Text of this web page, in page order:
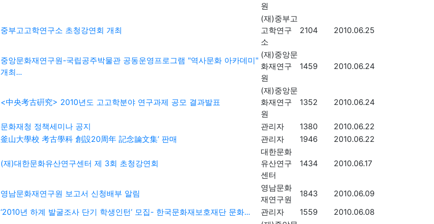
원
중부고고학연구소 초청강연회 개최
(재)중부고
고학연구
소
2104 2010.06.25
중앙문화재연구원-국립공주박물관 공동운영프로그램 "역사문화 아카데미"
개최...
(재)중앙문
화재연구
원
1459 2010.06.24
<中央考古硏究> 2010년도 고고학분야 연구과제 공모 결과발표
(재)중앙문
화재연구
원
1352 2010.06.24
문화재청 정책세미나 공지 관리자 1380
2010.06.22
釜山大學校 考古學科 創設20周年 記念論文集’ 판매 관리자 1946 2010.06.22
(재)대한문화유산연구센터 제 3회 초청강연회
대한문화
유산연구
센터
1434 2010.06.17
영남문화재연구원 보고서 신청배부 알림
영남문화
재연구원
1843
2010.06.09
‘2010년 하계 발굴조사 단기 학생인턴’ 모집- 한국문화재보호재단 문화... 관리자 1559 2010.06.08